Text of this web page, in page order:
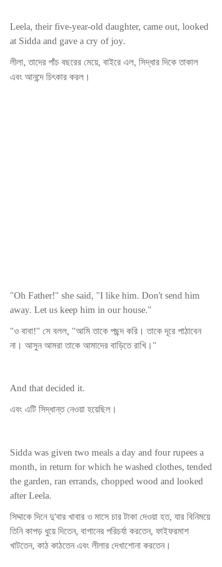
Leela, their five-year-old daughter, came out, looked
at Sidda and gave a cry of joy.
লীলা, তাদের পাঁচ বছরের মেয়ে, বাইরে এল, সিদ্ধার দিকে তাকাল
এবং আনন্দে চিৎকার করল।
"Oh Father!" she said, "I like him. Don't send him
away. Let us keep him in our house."
"ও বাবা!" সে বলল, "আমি তাকে পছন্দ করি। তাকে দূরে পাঠাবেন
না। আসুন আমরা তাকে আমাদের বাড়িতে রাখি।"
And that decided it.
এবং এটি সিদ্ধান্ত নেওয়া হয়েছিল ।
Sidda was given two meals a day and four rupees a
month, in return for which he washed clothes, tended
the garden, ran errands, chopped wood and looked
after Leela.
সিদ্দাকে দিনে দু'বার খাবার ও মাসে চার টাকা দেওয়া হত, যার বিনিময়ে
তিনি কাপড় ধুয়ে দিতেন, বাগানের পরিচর্যা করতেন, ফাইফরমাশ
খাটতেন, কাঠ কাঠতেন এবং লীলার দেখাশোনা করতেন।